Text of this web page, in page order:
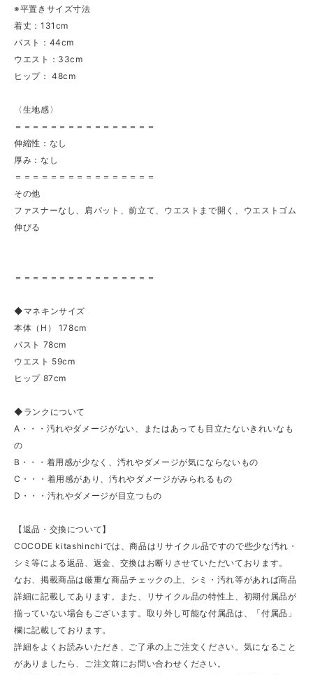
※平置きサイズ寸法
着丈：131cm
バスト：44cm
ウエスト：33cm
ヒップ： 48cm
〈生地感〉
＝＝＝＝＝＝＝＝＝＝＝＝＝＝＝＝
伸縮性：なし
厚み：なし
＝＝＝＝＝＝＝＝＝＝＝＝＝＝＝＝
その他
ファスナーなし、肩パット、前立て、ウエストまで開く、ウエストゴム
伸びる
＝＝＝＝＝＝＝＝＝＝＝＝＝＝＝＝
◆マネキンサイズ
本体（H） 178cm
バスト 78cm
ウエスト 59cm
ヒップ 87cm
◆ランクについて
A・・・汚れやダメージがない、またはあっても目立たないきれいなも
の
B・・・着用感が少なく、汚れやダメージが気にならないもの
C・・・着用感があり、汚れやダメージがみられるもの
D・・・汚れやダメージが目立つもの
【返品・交換について】
COCODE kitashinchiでは、商品はリサイクル品ですので些少な汚れ・
シミ等による返品、返金、交換はお断りさせていただいております。
なお、掲載商品は厳重な商品チェックの上、シミ・汚れ等があれば商品
詳細に記載してあります。また、リサイクル品の特性上、初期付属品が
揃っていない場合もございます。取り外し可能な付属品は、「付属品」
欄に記載しております。
詳細をよくお読みいただき、ご了承の上ご注文ください。気になること
がありましたら、ご注文前にお問い合わせください。